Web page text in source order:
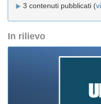
3 contenuti pubblicati (
In rilievo